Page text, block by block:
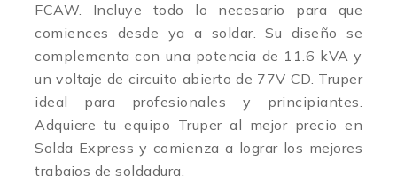
FCAW. Incluye todo lo necesario para que
comiences desde ya a soldar. Su diseño se
complementa con una potencia de 11.6 kVA y
un voltaje de circuito abierto de 77V CD. Truper
ideal para profesionales y principiantes.
Adquiere tu equipo Truper al mejor precio en
Solda Express y comienza a lograr los mejores
trabajos de soldadura.